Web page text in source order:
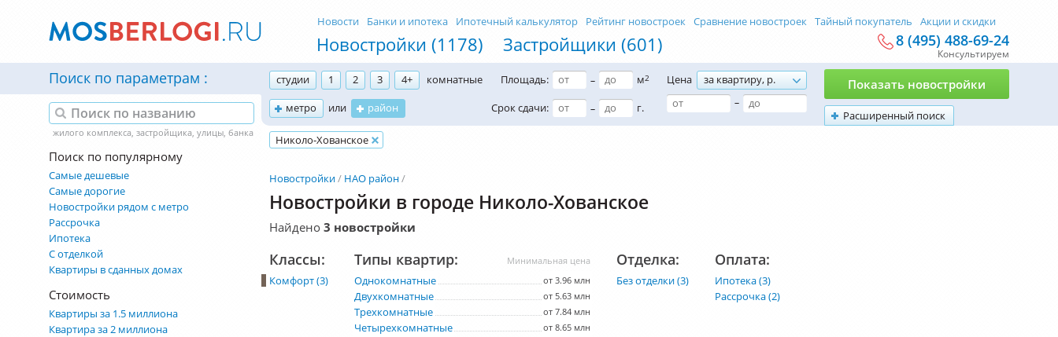
Новостройки (1178) Застройщики (601)
Новости Банки и ипотека Ипотечный калькулятор Рейтинг новостроек Сравнение новостроек Тайный покупатель Акции и скидки
8 (495) 488-69-24
Консультируем
Поиск по параметрам студии 1 2 3 4+
комнатные
метро
или район
Площадь: – м2
Срок сдачи: – г.
Цена
за квартиру, р.
–
Расширенный поиск
Показать новостройки
Николо-Хованское
Поиск по популярному
Самые дешевые
Самые дорогие
Новостройки рядом с метро
Рассрочка
Ипотека
С отделкой
Квартиры в сданных домах
Стоимость
Квартиры за 1.5 миллиона
Квартира за 2 миллиона
Новостройки НАО район
Новостройки в городе Николо-Хованское
Найдено 3 новостройки
Классы:
Комфорт (3)
Минимальная цена
Типы квартир:
Однокомнатные от 3.96 млн
Двухкомнатные от 5.63 млн
Трехкомнатные от 7.84 млн
Четырехкомнатные от 8.65 млн
Отделка:
Без отделки (3)
Оплата:
Ипотека (3)
Рассрочка (2)